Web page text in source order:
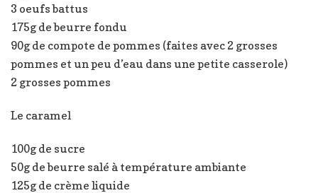
3 oeufs battus
175g de beurre fondu
90g de compote de pommes (faites avec 2 grosses
pommes et un peu d’eau dans une petite casserole)
2 grosses pommes
Le caramel
100g de sucre
50g de beurre salé à température ambiante
125g de crème liquide